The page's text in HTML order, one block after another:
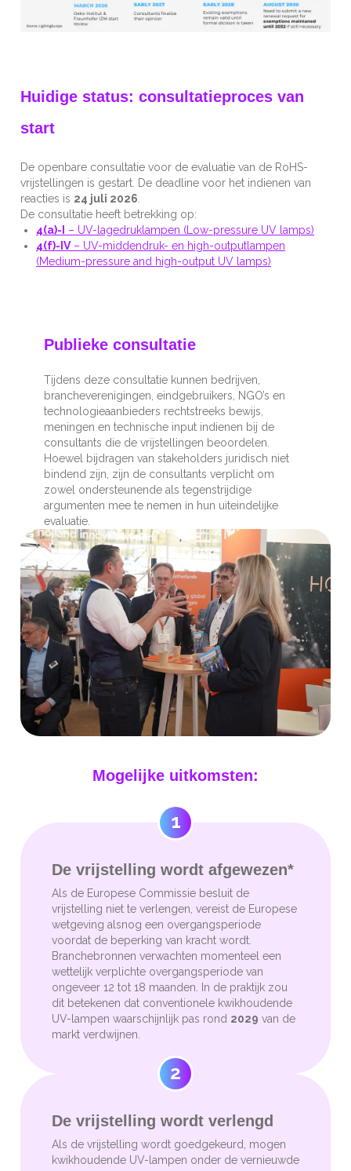
Huidige status: consultatieproces van
start
De openbare consultatie voor de evaluatie van de RoHS-
vrijstellingen is gestart. De deadline voor het indienen van
reacties is 24 juli 2026
De consultatie heeft betrekking op:
4(a)-I
– UV-lagedruklampen (Low-pressure UV lamps)
4(f)-IV– UV-middendruk- en high-outputlampen
(Medium-pressure and high-output UV lamps)
Publieke consultatie
Tijdens deze consultatie kunnen bedrijven,
brancheverenigingen, eindgebruikers, NGO’s en
technologieaanbieders rechtstreeks bewijs,
meningen en technische input indienen bij de
consultants die de vrijstellingen beoordelen.
Hoewel bijdragen van stakeholders juridisch niet
bindend zijn, zijn de consultants verplicht om
zowel ondersteunende als tegenstrijdige
argumenten mee te nemen in hun uiteindelijke
evaluatie.
Mogelijke uitkomsten:
1
De vrijstelling wordt afgewezen*
Als de Europese Commissie besluit de
vrijstelling niet te verlengen, vereist de Europese
wetgeving alsnog een overgangsperiode
voordat de beperking van kracht wordt.
Branchebronnen verwachten momenteel een
wettelijk verplichte overgangsperiode van
ongeveer 12 tot 18 maanden. In de praktijk zou
dit betekenen dat conventionele kwikhoudende
UV-lampen waarschijnlijk pas rond 2029 van de
markt verdwijnen.
2
De vrijstelling wordt verlengd
Als de vrijstelling wordt goedgekeurd, mogen
kwikhoudende UV-lampen onder de vernieuwde